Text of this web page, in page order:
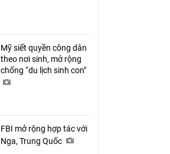
Mỹ siết quyền công dân
theo nơi sinh, mở rộng
chống “du lịch sinh con"
FBI mở rộng hợp tác với
Nga, Trung Quốc